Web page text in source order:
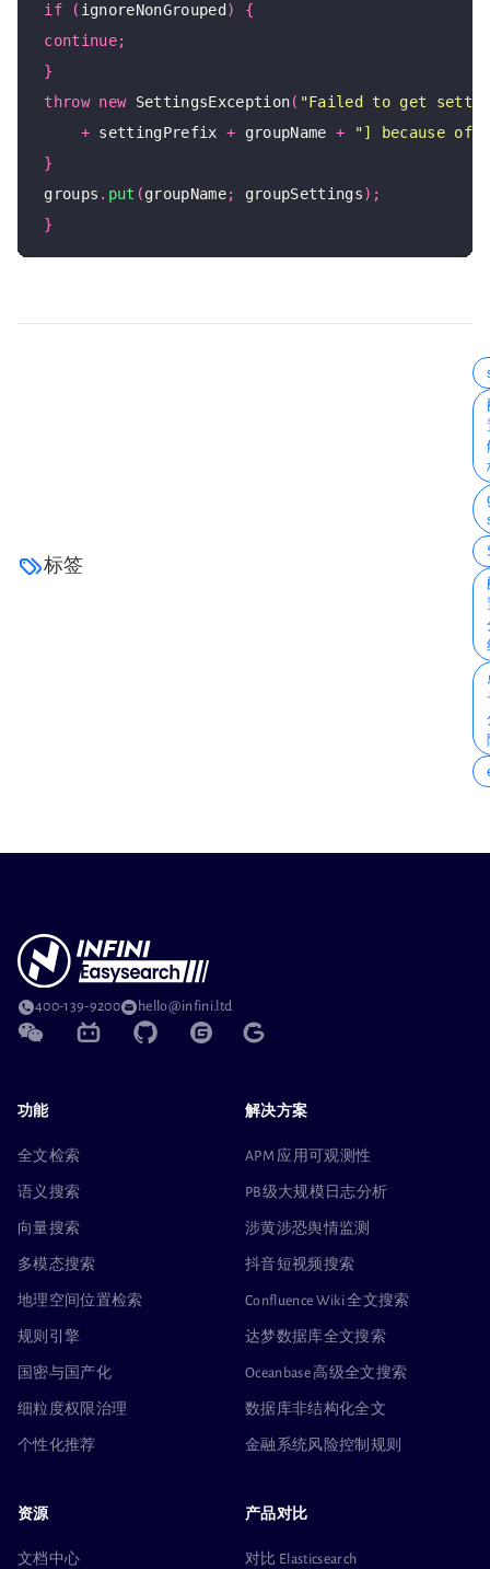
if
( ignoreNonGrouped )
{
continue;
}
throw new SettingsException( "Failed to get
+ settingPrefix + groupName +
"] because of
}
groups . put (groupName; groupSettings);
}
标签
400-139-9200 hello@infini.ltd
功能
全文检索
语义搜索
向量搜索
多模态搜索
地理空间位置检索
规则引擎
国密与国产化
细粒度权限治理
个性化推荐
解决方案
APM 应用可观测性
PB级大规模日志分析
涉黄涉恐舆情监测
抖音短视频搜索
Confluence Wiki 全文搜索
达梦数据库全文搜索
Oceanbase 高级全文搜索
数据库非结构化全文
金融系统风险控制规则
资源
文档中心
产品对比
对比 Elasticsearch